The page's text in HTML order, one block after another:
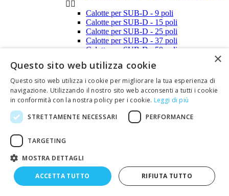
Calotte per SUB-D - 9 poli
Calotte per SUB-D - 15 poli
Calotte per SUB-D - 25 poli
Calotte per SUB-D - 37 poli
Calotte per SUB-D - 50 poli
Tappi anti-polvere per connettori SUB-D
Connettori SUB-D (a perforazione d'isolante)
Connettori SUB-D (contatti a crimpare)
Connettori SUB-D (per C.S.)
Connettori SUB-D (saldare a filo)
Connettori SUB-D Alta densità
Faston e coprifaston in kit
Faston non isolati
Faston preisolati
Faston preisolati maschi
×
Questo sito web utilizza cookie
Questo sito web utilizza i cookie per migliorare la tua esperienza di
navigazione. Utilizzando il nostro sito web acconsenti a tutti i cookie
in conformità con la nostra policy per i cookie. Leggi di più
STRETTAMENTE NECESSARI
PERFORMANCE
TARGETING
MOSTRA DETTAGLI
ACCETTA TUTTO RIFIUTA TUTTO